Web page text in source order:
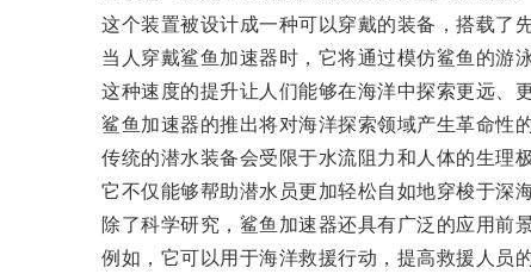
这个装置被设计成一种可以穿戴的装备，搭载了先
当人穿戴鲨鱼加速器时，它将通过模仿鲨鱼的游泳
这种速度的提升让人们能够在海洋中探索更远、更
鲨鱼加速器的推出将对海洋探索领域产生革命性的
传统的潜水装备会受限于水流阻力和人体的生理极
它不仅能够帮助潜水员更加轻松自如地穿梭于深海
除了科学研究，鲨鱼加速器还具有广泛的应用前景
例如，它可以用于海洋救援行动，提高救援人员的